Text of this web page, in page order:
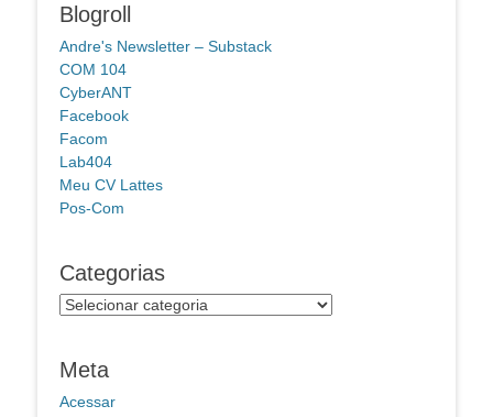
Blogroll
Andre's Newsletter – Substack
COM 104
CyberANT
Facebook
Facom
Lab404
Meu CV Lattes
Pos-Com
Categorias
Categorias
Meta
Acessar